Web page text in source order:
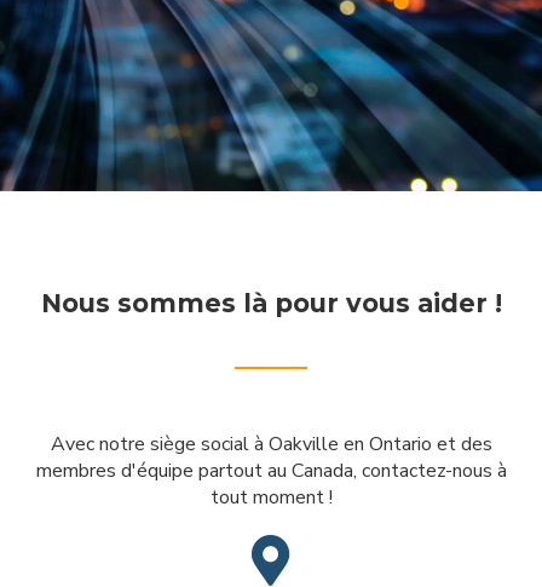
Nous sommes là pour vous aider !
Avec notre siège social à Oakville en Ontario et des
membres d'équipe partout au Canada, contactez-nous à
tout moment !
